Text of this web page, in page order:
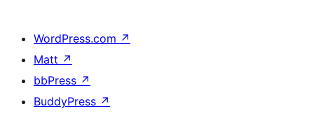
WordPress.com ↗
Matt ↗
bbPress ↗
BuddyPress ↗